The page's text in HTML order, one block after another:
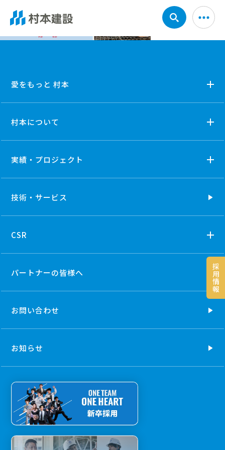
採
用
情
報
愛をもっと 村本
村本について
実績・プロジェクト
技術・ サービス
CSR
パートナーの皆様へ
お問い合わせ
お知らせ